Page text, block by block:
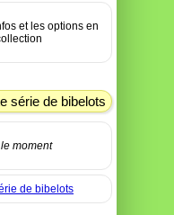
et les options en
série de bibelots
moment
de bibelots